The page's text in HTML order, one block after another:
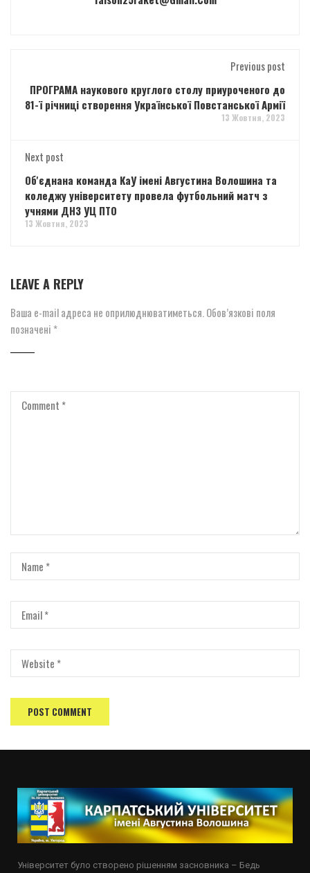
Previous post
ПРОГРАМА наукового круглого столу приуроченого до
81-ї річниці створення Української Повстанської Армії
13 Жовтня, 2023
Next post
Об'єднана команда КаУ імені Августина Волошина та
коледжу університету провела футбольний матч з
учнями ДНЗ УЦ ПТО
13 Жовтня, 2023
LEAVE A REPLY
Ваша e-mail адреса не оприлюднюватиметься. Обов’язкові поля
позначені *
Університет було створено рішенням засновника – Бедь